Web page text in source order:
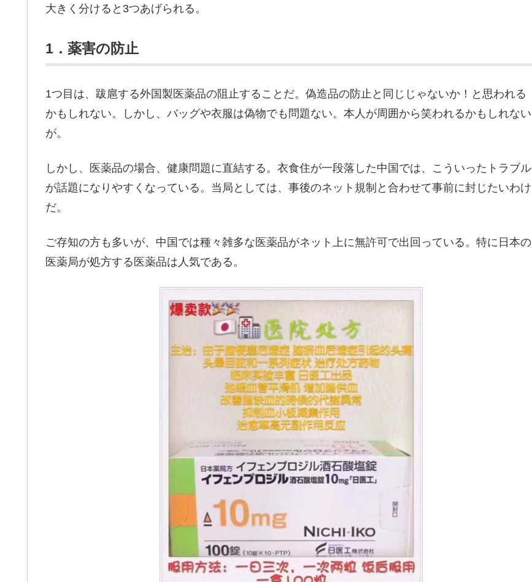
大きく分けると3つあげられる。
1．薬害の防止
1つ目は、跋扈する外国製医薬品の阻止することだ。偽造品の防止と同じじゃないか！と思われる
かもしれない。しかし、バッグや衣服は偽物でも問題ない。本人が周囲から笑われるかもしれない
が。
しかし、医薬品の場合、健康問題に直結する。衣食住が一段落した中国では、こういったトラブル
が話題になりやすくなっている。当局としては、事後のネット規制と合わせて事前に封じたいわけ
だ。
ご存知の方も多いが、中国では種々雑多な医薬品がネット上に無許可で出回っている。特に日本の
医薬局が処方する医薬品は人気である。